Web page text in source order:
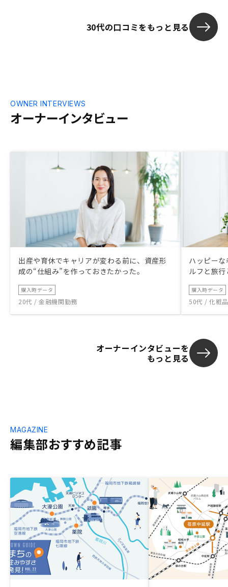
30代の口コミをもっと見る
オーナーインタビュー
OWNER INTERVIEWS
出産や育休でキャリアが変わる前に、資産形
成の“仕組み”を作っておきたかった。
購入時データ
20代 / 金融機関勤務
ハッピー
ルフと旅
購入時データ
50代 / 化粧
オーナーインタビューを
もっと見る
編集部おすすめ記事
MAGAZINE